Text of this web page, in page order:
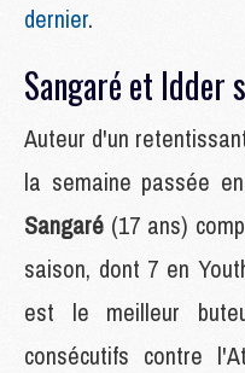
dernier.
Sangaré et Idder
Auteur d'un
la semaine passée
Sangaré (17 ans)
saison, dont 7 en
est le meilleur
consécutifs contre